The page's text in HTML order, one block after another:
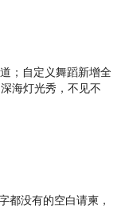
；自定义舞蹈新增全
海灯光秀，不见不
都没有的空白请柬，